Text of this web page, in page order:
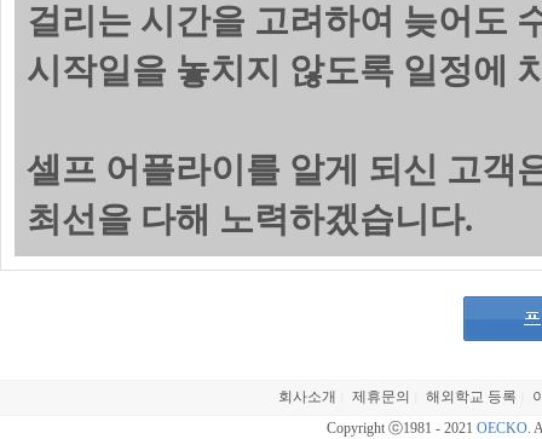
걸리는 시간을 고려하여 늦어도
시작일을 놓치지 않도록 일정에
셀프 어플라이를 알게 되신 고객
최선을 다해 노력하겠습니다.
회사소개 제휴문의 해외학교 등록
Copyright ⓒ1981 - 2021 OECKO.